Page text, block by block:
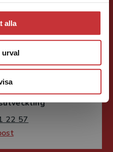
alla
urval
Kurslitteratur och
22 57